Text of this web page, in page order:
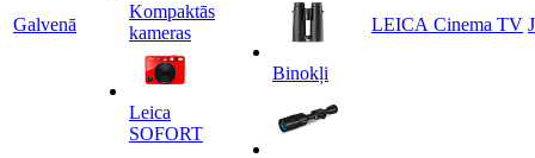
Galvenā
Kompaktās
kameras
Leica
SOFORT
Binokļi
LEICA Cinema TV